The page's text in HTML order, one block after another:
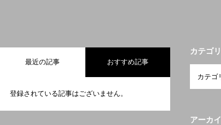
最近の記事 おすすめ記事
登録されている記事はございません。
カテゴ
アーカ